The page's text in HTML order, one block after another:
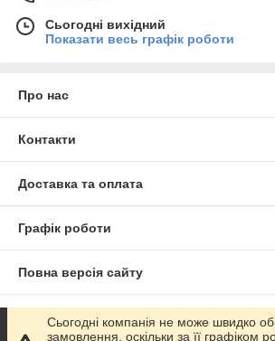
Сьогодні вихідний
Показати весь графік роботи
Про нас
Контакти
Доставка та оплата
Графік роботи
Повна версія сайту
Сайт створено на маркетплейсіProm.ua
Сьогодні компанія не може швидко
замовлення, оскільки за її графіком